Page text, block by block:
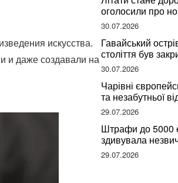
искусства.
и даже создавали на
оголосили про
вибору місць
30.07.2026
Гавайський
століття був
починає
30.07.2026
Чарівні
та незабутньої
29.07.2026
Штрафи до 5000
здивувала
Німеччині та
29.07.2026